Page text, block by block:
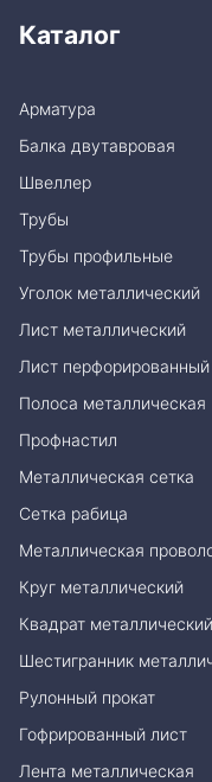
Каталог
Арматура
Балка двутавровая
Швеллер
Трубы
Трубы профильные
Уголок металлический
Лист металлический
Лист перфорированный
Полоса металлическая
Профнастил
Металлическая сетка
Сетка рабица
Металлическая
Круг металлический
Квадрат металлический
Шестигранник
Рулонный прокат
Гофрированный лист
Лента металлическая